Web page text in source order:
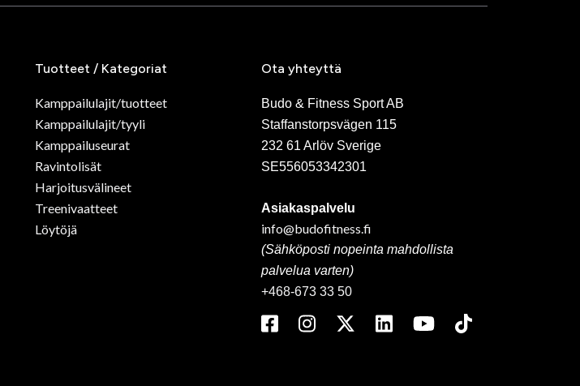
Tuotteet / Kategoriat
Kamppailulajit/tuotteet
Kamppailulajit/tyyli
Kamppailuseurat
Ravintolisät
Harjoitusvälineet
Treenivaatteet
Löytöjä
Ota yhteyttä
Budo & Fitness Sport AB
Staffanstorpsvägen 115
232 61 Arlöv Sverige
SE556053342301
Asiakaspalvelu
info@budofitness.fi
(Sähköposti nopeinta mahdollista
palvelua varten)
+468-673 33 50